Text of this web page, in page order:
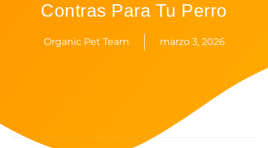
Contras Para Tu Perro
Organic Pet Team marzo 3, 2026